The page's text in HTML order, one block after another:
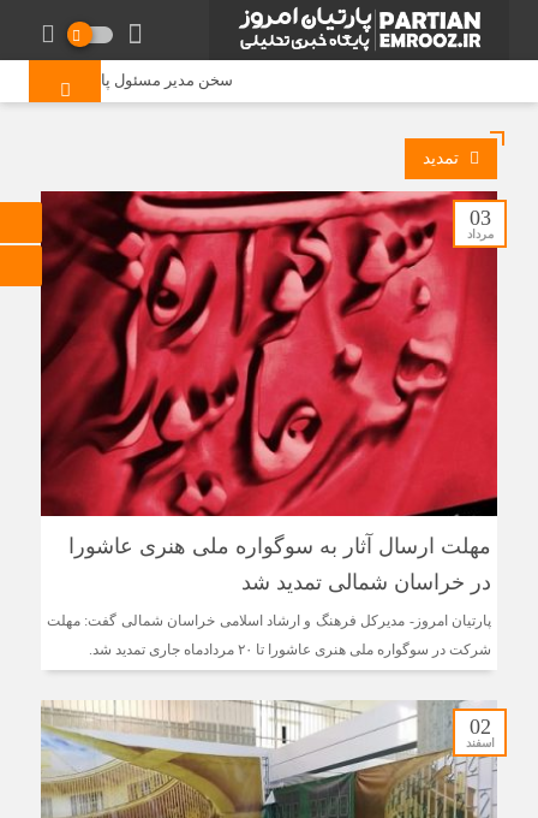
سخن مدیر مسئول پایگاه خبری
تمدید
03
مرداد
مهلت ارسال آثار به سوگواره ملی هنری عاشورا
در خراسان شمالی تمدید شد
پارتیان امروز- مدیرکل فرهنگ و ارشاد اسلامی خراسان شمالی گفت: مهلت
شرکت در سوگواره ملی هنری عاشورا تا ۲۰ مردادماه جاری تمدید شد.
02
اسفند